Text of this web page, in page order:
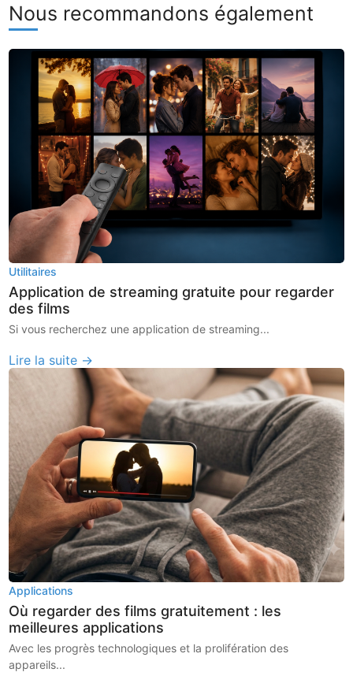
Nous recommandons également
Utilitaires
Application de streaming gratuite pour regarder
des films
Si vous recherchez une application de streaming...
Lire la suite →
Applications
Où regarder des films gratuitement : les
meilleures applications
Avec les progrès technologiques et la prolifération des
appareils...